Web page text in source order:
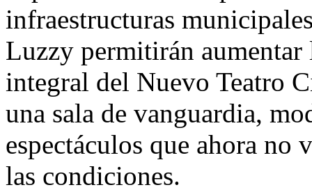
infraestructuras
Luzzy permitirán
integral del Nuevo Teatro
una sala de vanguardia,
espectáculos que ahora no
las condiciones.